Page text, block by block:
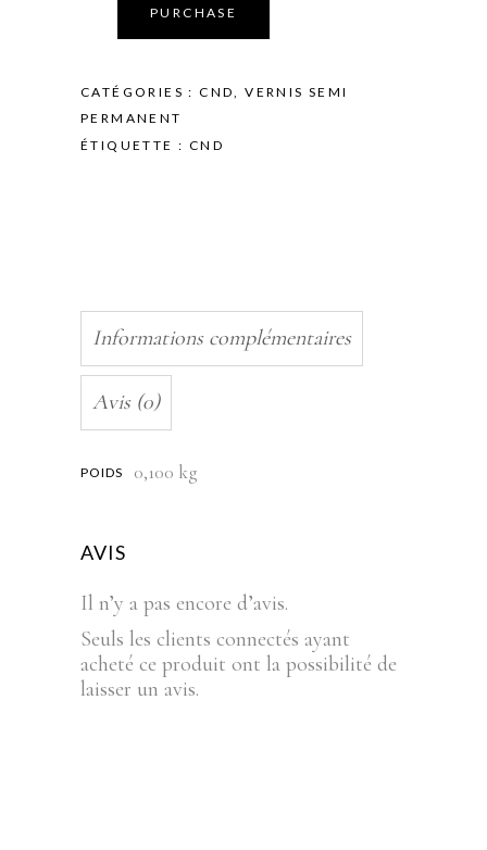
PURCHASE
CATÉGORIES :CND,VERNIS SEMI
PERMANENT
ÉTIQUETTE : CND
Informations complémentaires
Avis (0)
POIDS 0,100 kg
AVIS
Il n’y a pas encore d’avis.
Seuls les clients connectés ayant
acheté ce produit ont la possibilité de
laisser un avis.